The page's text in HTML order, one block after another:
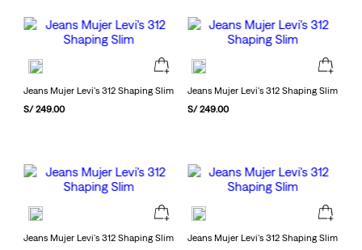
Jeans Mujer Levi's 312 Shaping Slim
S/ 249.00
Jeans Mujer Levi's 312 Shaping Slim
S/ 249.00
Jeans Mujer Levi's 312 Shaping Slim Jeans Mujer Levi's 312 Shaping Slim